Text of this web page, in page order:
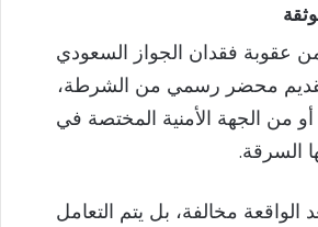
عقوبة فقدان الجواز السعودي
محضر رسمي من الشرطة،
من الجهة الأمنية المختصة في
السرقة.
الواقعة مخالفة، بل يتم التعامل